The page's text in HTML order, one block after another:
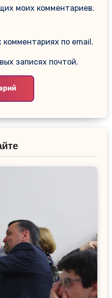
моих комментариев.
по email.
записях почтой.